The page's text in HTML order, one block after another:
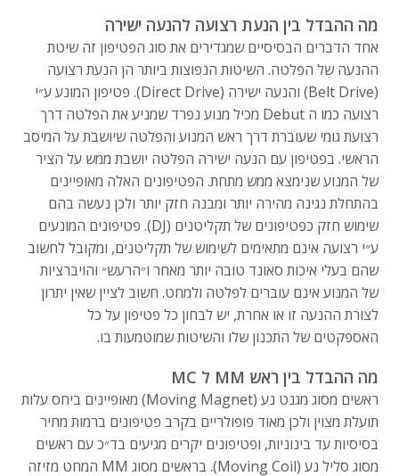
מה ההבדל בין הנעת רצועה להנעה ישירה
אחד הדברים הבסיסיים שמגדירים את סוג הפטיפון זה שיטת
ההנעה של הפלטה. השיטות הנפוצות ביותר הן הנעת רצועה
(Belt Drive) והנעה ישירה (Direct Drive). פטיפון המונע ע״י
רצועה כמו ה Debut מכיל מנוע נפרד שמניע את הפלטה דרך
רצועת גומי שעוברת דרך ראש המנוע והפלטה שיושבת על המיסב
הראשי. בפטיפון עם הנעה ישירה הפלטה יושבת ממש על הציר
של המנוע שנימצא ממש מתחת. הפטיפונים האלה מאופיינים
בהתחלת נגינה מהירה יותר ומבנה חזק יותר ולכן נעשה בהם
שימוש חזק כפטיפונים של תקליטנים (DJ). פטיפונים המונעים
ע״י רצועה אינם מתאימים לשימוש של תקליטנים, ומקובל לחשוב
שהם בעלי איכות סאונד טובה יותר מאחר ו״הרעש״ והויברציות
של המנוע אינם עוברים לפלטה ולמחט. חשוב לציין שאין יתרון
לצורת ההנעה זו או אחרת, יש לבחון כל פטיפון על כל
האספקטים של התכנון שלו והשיטות שמוטמעות בו.
מה ההבדל בין ראש MM ל MC
ראשים מסוג מגנט נע (Moving Magnet) מאופיינים ביחס עלות
תועלת מצוין ולכן מאוד פופולריים בקרב פטיפונים ברמות מחיר
בסיסיות עד בינוניות, ופטיפונים יקרים מגיעים בד״כ עם ראשים
מסוג סליל נע (Moving Coil). בראשים מסוג MM המחט מזיזה